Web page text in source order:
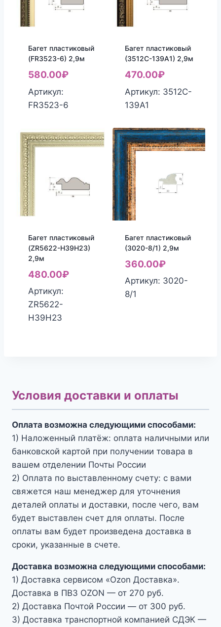
Багет пластиковый
(FR3523-6) 2,9м
580.00₽
Артикул:
FR3523-6
Багет пластиковый
(3512C-139A1) 2,9м
470.00₽
Артикул: 3512C-
139A1
Багет пластиковый
(ZR5622-H39H23)
2,9м
480.00₽
Артикул:
ZR5622-
H39H23
Багет пластиковый
(3020-8/1) 2,9м
360.00₽
Артикул: 3020-
8/1
Условия доставки и оплаты
Оплата возможна следующими способами:
1) Наложенный платёж: оплата наличными или
банковской картой при получении товара в
вашем отделении Почты России
2) Оплата по выставленному счету: с вами
свяжется наш менеджер для уточнения
деталей оплаты и доставки, после чего, вам
будет выставлен счет для оплаты. После
оплаты вам будет произведена доставка в
сроки, указанные в счете.
Доставка возможна следующими способами:
1) Доставка сервисом «Ozon Доставка».
Доставка в ПВЗ OZON — от 270 руб.
2) Доставка Почтой России — от 300 руб.
3) Доставка транспортной компанией СДЭК —